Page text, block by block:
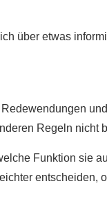
über etwas
und
Regeln nicht
Funktion sie
entscheiden,